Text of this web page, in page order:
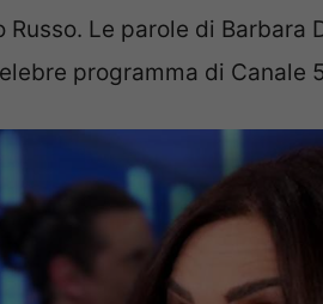
Le parole di Barbara
programma di Canale